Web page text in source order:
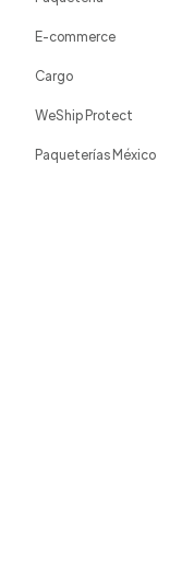
E-commerce
Cargo
WeShip Protect
Paqueterías México